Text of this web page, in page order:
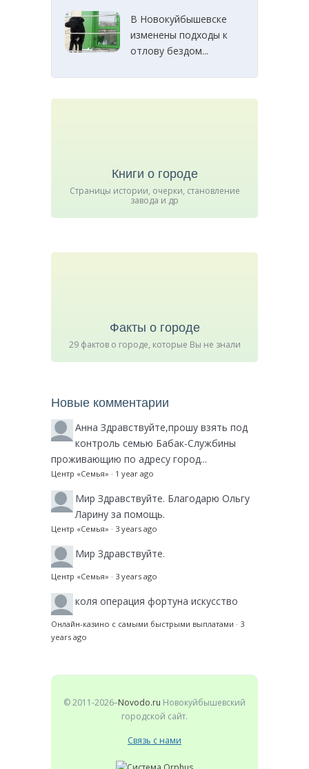
В Новокуйбышевске
изменены подходы к
отлову бездом...
Книги о городе
Страницы истории, очерки, становление
завода и др
Факты о городе
29 фактов о городе, которые Вы не знали
Новые комментарии
Анна Здравствуйте,прошу взять под
контроль семью Бабак-Службины
проживающию по адресу город...
Центр «Семья» · 1 year ago
Мир Здравствуйте. Благодарю Ольгу
Ларину за помощь.
Центр «Семья» · 3 years ago
Мир Здравствуйте.
Центр «Семья» · 3 years ago
коля операция фортуна искусство
Онлайн-казино с самыми быстрыми выплатами · 3
years ago
© 2011-2026–Novodo.ru Новокуйбышевский
городской сайт.
Связь с нами